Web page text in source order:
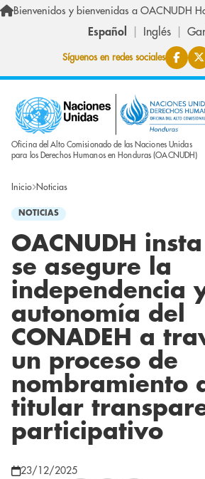
Pasar al contenido principal
Bienvenidos y bienvenidas a OACNUDH
Español Inglés
Síguenos en redes sociales
Oficina del Alto Comisionado de las Naciones Unidas
para los Derechos Humanos en Honduras (OACNUDH)
Inicio Noticias
NOTICIAS
OACNUDH
se asegure la
independencia
autonomía del
CONADEH a
un proceso de
nombramiento
titular
participativo
23/12/2025